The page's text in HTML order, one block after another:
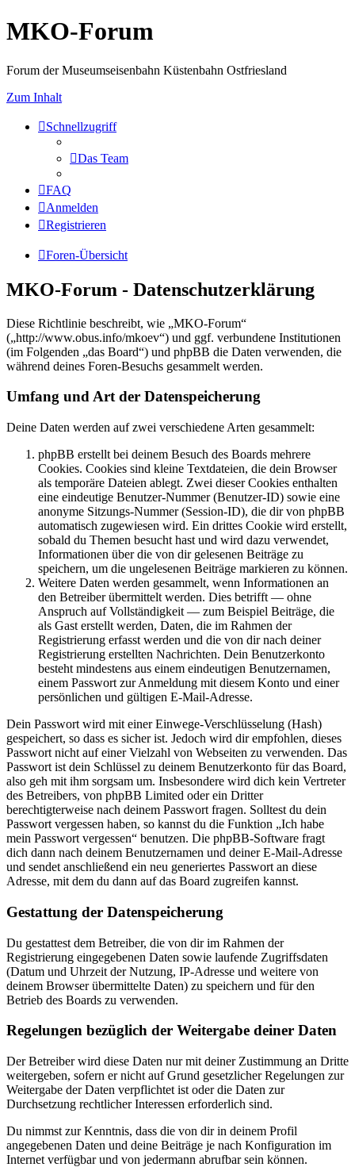
MKO-Forum
Forum der Museumseisenbahn Küstenbahn Ostfriesland
Zum Inhalt
Schnellzugriff
Das Team
FAQ
Anmelden
Registrieren
Foren-Übersicht
MKO-Forum - Datenschutzerklärung
Diese Richtlinie beschreibt, wie „MKO-Forum“
(„http://www.obus.info/mkoev“) und ggf. verbundene Institutionen
(im Folgenden „das Board“) und phpBB die Daten verwenden, die
während deines Foren-Besuchs gesammelt werden.
Umfang und Art der Datenspeicherung
Deine Daten werden auf zwei verschiedene Arten gesammelt:
phpBB erstellt bei deinem Besuch des Boards mehrere
Cookies. Cookies sind kleine Textdateien, die dein Browser
als temporäre Dateien ablegt. Zwei dieser Cookies enthalten
eine eindeutige Benutzer-Nummer (Benutzer-ID) sowie eine
anonyme Sitzungs-Nummer (Session-ID), die dir von phpBB
automatisch zugewiesen wird. Ein drittes Cookie wird erstellt,
sobald du Themen besucht hast und wird dazu verwendet,
Informationen über die von dir gelesenen Beiträge zu
speichern, um die ungelesenen Beiträge markieren zu können.
Weitere Daten werden gesammelt, wenn Informationen an
den Betreiber übermittelt werden. Dies betrifft — ohne
Anspruch auf Vollständigkeit — zum Beispiel Beiträge, die
als Gast erstellt werden, Daten, die im Rahmen der
Registrierung erfasst werden und die von dir nach deiner
Registrierung erstellten Nachrichten. Dein Benutzerkonto
besteht mindestens aus einem eindeutigen Benutzernamen,
einem Passwort zur Anmeldung mit diesem Konto und einer
persönlichen und gültigen E-Mail-Adresse.
Dein Passwort wird mit einer Einwege-Verschlüsselung (Hash)
gespeichert, so dass es sicher ist. Jedoch wird dir empfohlen, dieses
Passwort nicht auf einer Vielzahl von Webseiten zu verwenden. Das
Passwort ist dein Schlüssel zu deinem Benutzerkonto für das Board,
also geh mit ihm sorgsam um. Insbesondere wird dich kein Vertreter
des Betreibers, von phpBB Limited oder ein Dritter
berechtigterweise nach deinem Passwort fragen. Solltest du dein
Passwort vergessen haben, so kannst du die Funktion „Ich habe
mein Passwort vergessen“ benutzen. Die phpBB-Software fragt
dich dann nach deinem Benutzernamen und deiner E-Mail-Adresse
und sendet anschließend ein neu generiertes Passwort an diese
Adresse, mit dem du dann auf das Board zugreifen kannst.
Gestattung der Datenspeicherung
Du gestattest dem Betreiber, die von dir im Rahmen der
Registrierung eingegebenen Daten sowie laufende Zugriffsdaten
(Datum und Uhrzeit der Nutzung, IP-Adresse und weitere von
deinem Browser übermittelte Daten) zu speichern und für den
Betrieb des Boards zu verwenden.
Regelungen bezüglich der Weitergabe deiner Daten
Der Betreiber wird diese Daten nur mit deiner Zustimmung an Dritte
weitergeben, sofern er nicht auf Grund gesetzlicher Regelungen zur
Weitergabe der Daten verpflichtet ist oder die Daten zur
Durchsetzung rechtlicher Interessen erforderlich sind.
Du nimmst zur Kenntnis, dass die von dir in deinem Profil
angegebenen Daten und deine Beiträge je nach Konfiguration im
Internet verfügbar und von jedermann abrufbar sein können.